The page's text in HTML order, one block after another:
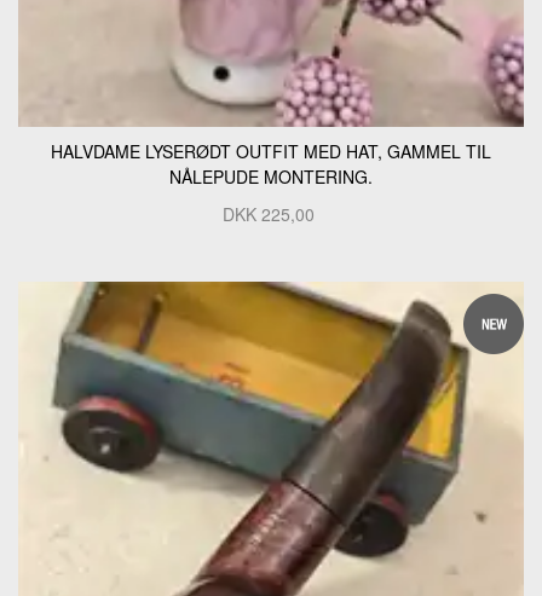
HALVDAME LYSERØDT OUTFIT MED HAT, GAMMEL TIL
NÅLEPUDE MONTERING.
DKK 225,00